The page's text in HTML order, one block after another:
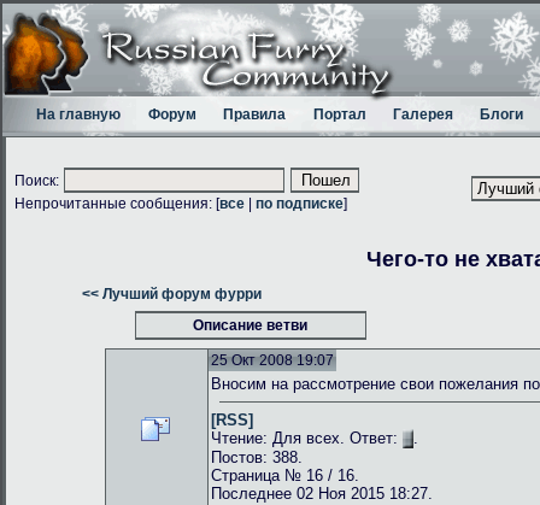
На главную Форум Правила Портал Галерея Блоги
Поиск:
Непрочитанные сообщения: [все по подписке]
Чего-то не
<< Лучший форум фурри
Описание ветви
25 Окт 2008 19:07
Вносим на рассмотрение свои пожелания
[RSS]
Чтение: Для всех. Ответ:
.
Постов: 388.
Страница № 16 / 16.
Последнее 02 Ноя 2015 18:27.